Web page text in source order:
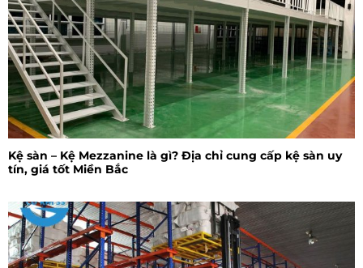
Kệ sàn – Kệ Mezzanine là gì? Địa chỉ cung cấp kệ sàn uy
tín, giá tốt Miền Bắc